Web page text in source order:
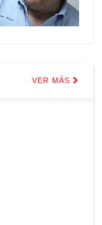
VER MÁS